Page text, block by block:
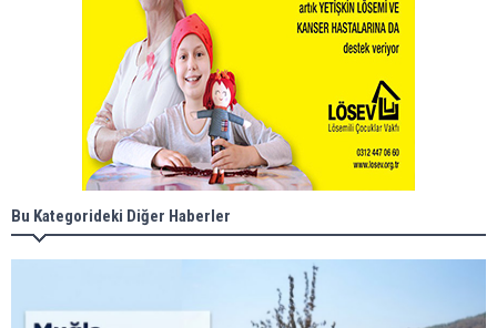
Bu Kategorideki Diğer Haberler